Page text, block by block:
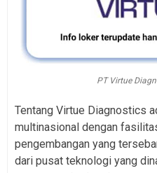
PT Virtue
Tentang Virtue Diagnostics
multinasional dengan
pengembangan yang
dari pusat teknologi yang